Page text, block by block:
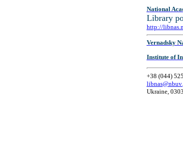
National
Library
http://
Vernadsky
Institute of
+38 (044)
Ukraine,